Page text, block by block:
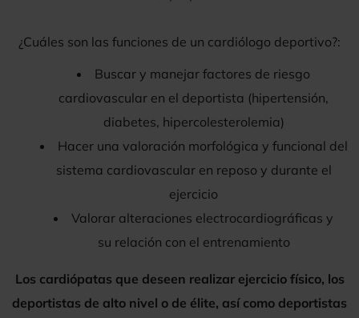
¿Cuáles son las funciones de un cardiólogo deportivo?:
Buscar y manejar factores de riesgo
cardiovascular en el deportista (hipertensión,
diabetes, hipercolesterolemia)
Hacer una valoración morfológica y funcional del
sistema cardiovascular en reposo y durante el
ejercicio
Valorar alteraciones electrocardiográficas y
su relación con el entrenamiento
Los cardiópatas que deseen realizar ejercicio físico, los
deportistas de alto nivel o de élite, así como deportistas